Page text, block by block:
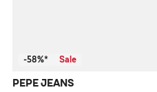
-58%* Sale
PEPE JEANS